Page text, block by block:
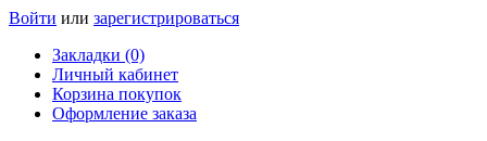
Войти или зарегистрироваться
Закладки (0)
Личный кабинет
Корзина покупок
Оформление заказа